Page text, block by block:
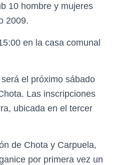
10 hombre y mujeres
2009.
en la casa comunal
el próximo sábado
Las inscripciones
ubicada en el tercer
de Chota y Carpuela,
por primera vez un